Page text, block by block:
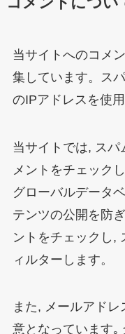
当サイトへのコメ
集しています。ス
のIPアドレスを使
当サイトでは, スパ
メントをチェック
グローバルデータ
テンツの公開を防
ントをチェックし,
ィルターします。
また, メールアド
意となっています｡